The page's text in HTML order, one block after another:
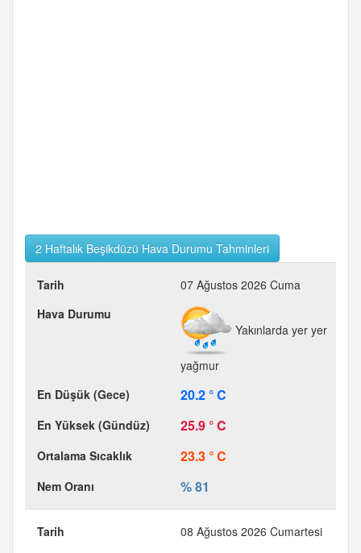
2 Haftalık Beşikdüzü Hava Durumu Tahminleri
07 Ağustos 2026 Cuma
Yakınlarda yer yer
yağmur
20.2 ° C
25.9 ° C
23.3 ° C
% 81
08 Ağustos 2026 Cumartesi